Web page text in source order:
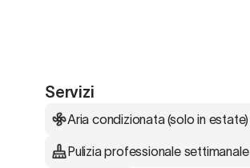
Servizi
Aria condizionata (solo in estate)
Pulizia professionale settimanale